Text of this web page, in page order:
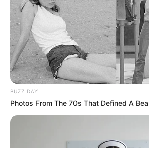
BUZZ DAY
Photos From The 70s That Defined A